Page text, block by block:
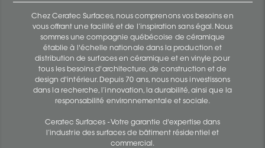
Chez Ceratec Surfaces, nous comprenons vos besoins en
vous offrant une facilité et de l’inspiration sans égal. Nous
sommes une compagnie québécoise de céramique
établie à l'échelle nationale dans la production et
distribution de surfaces en céramique et en vinyle pour
tous les besoins d'architecture, de construction et de
design d'intérieur. Depuis 70 ans, nous nous investissons
dans la recherche, l’innovation, la durabilité, ainsi que la
responsabilité environnementale et sociale.
Ceratec Surfaces - Votre garantie d'expertise dans
l’industrie des surfaces de bâtiment résidentiel et
commercial.